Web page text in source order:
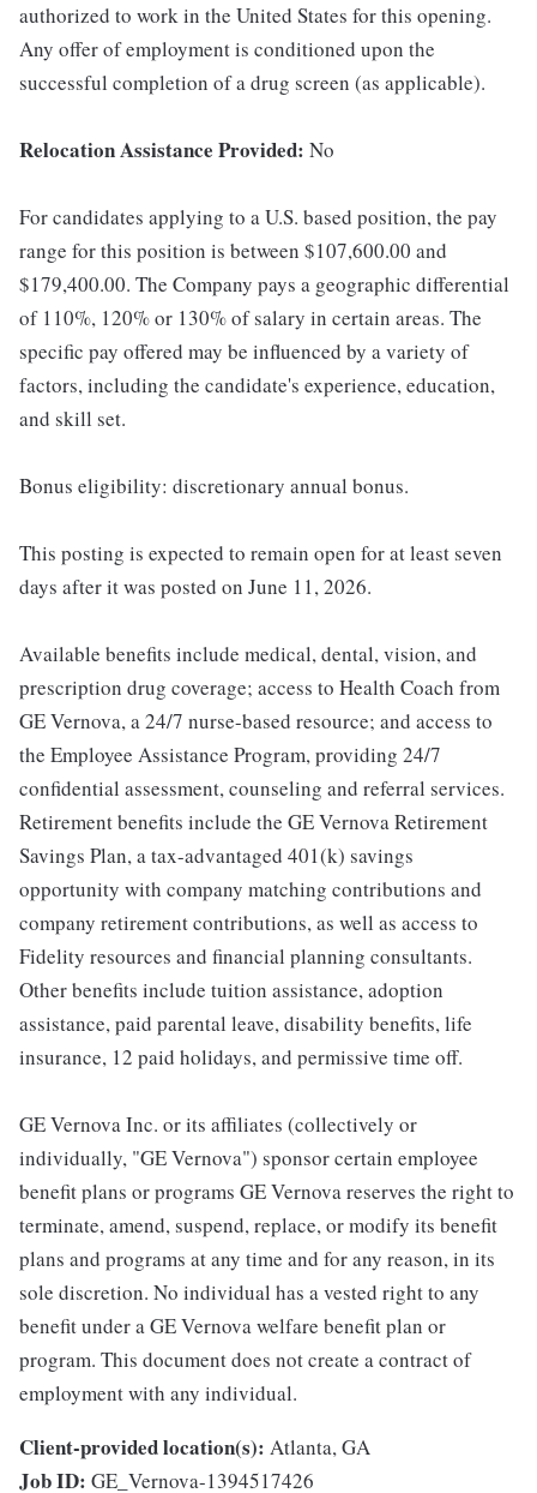
authorized to work in the United States for this opening.
Any offer of employment is conditioned upon the
successful completion of a drug screen (as applicable).
Relocation Assistance Provided: No
For candidates applying to a U.S. based position, the pay
range for this position is between $107,600.00 and
$179,400.00. The Company pays a geographic differential
of 110%, 120% or 130% of salary in certain areas. The
specific pay offered may be influenced by a variety of
factors, including the candidate's experience, education,
and skill set.
Bonus eligibility: discretionary annual bonus.
This posting is expected to remain open for at least seven
days after it was posted on June 11, 2026.
Available benefits include medical, dental, vision, and
prescription drug coverage; access to Health Coach from
GE Vernova, a 24/7 nurse-based resource; and access to
the Employee Assistance Program, providing 24/7
confidential assessment, counseling and referral services.
Retirement benefits include the GE Vernova Retirement
Savings Plan, a tax-advantaged 401(k) savings
opportunity with company matching contributions and
company retirement contributions, as well as access to
Fidelity resources and financial planning consultants.
Other benefits include tuition assistance, adoption
assistance, paid parental leave, disability benefits, life
insurance, 12 paid holidays, and permissive time off.
GE Vernova Inc. or its affiliates (collectively or
individually, "GE Vernova") sponsor certain employee
benefit plans or programs GE Vernova reserves the right to
terminate, amend, suspend, replace, or modify its benefit
plans and programs at any time and for any reason, in its
sole discretion. No individual has a vested right to any
benefit under a GE Vernova welfare benefit plan or
program. This document does not create a contract of
employment with any individual.
Client-provided location(s): Atlanta, GA
Job ID: GE_Vernova-1394517426